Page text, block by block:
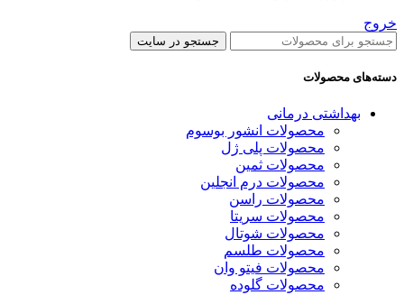
خروج
جستجو در سایت
دسته‌های محصولات
بهداشتی درمانی
محصولات انشور بوسوم
محصولات پلی ژل
محصولات ثمین
محصولات درم انجلین
محصولات راسن
محصولات سریتا
محصولات شوتال
محصولات طلسم
محصولات فیتو وان
محصولات گلوده